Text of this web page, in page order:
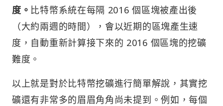
度。 比特幣系統在每隔 2016 個區塊被產出後
（大約兩週的時間），會以近期的區塊產生速
度，自動重新計算接下來的 2016 個區塊的挖礦
難度。
以上就是對於比特幣挖礦進行簡單解說，其實挖
礦還有非常多的眉眉角角尚未提到。例如，每個